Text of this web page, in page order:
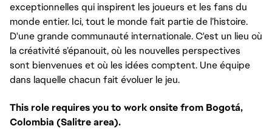
exceptionnelles qui inspirent les joueurs et les fans du
monde entier. Ici, tout le monde fait partie de l’histoire.
D'une grande communauté internationale. C'est un lieu où
la créativité s’épanouit, où les nouvelles perspectives
sont bienvenues et où les idées comptent. Une équipe
dans laquelle chacun fait évoluer le jeu.
This role requires you to work onsite from Bogotá,
Colombia (Salitre area).